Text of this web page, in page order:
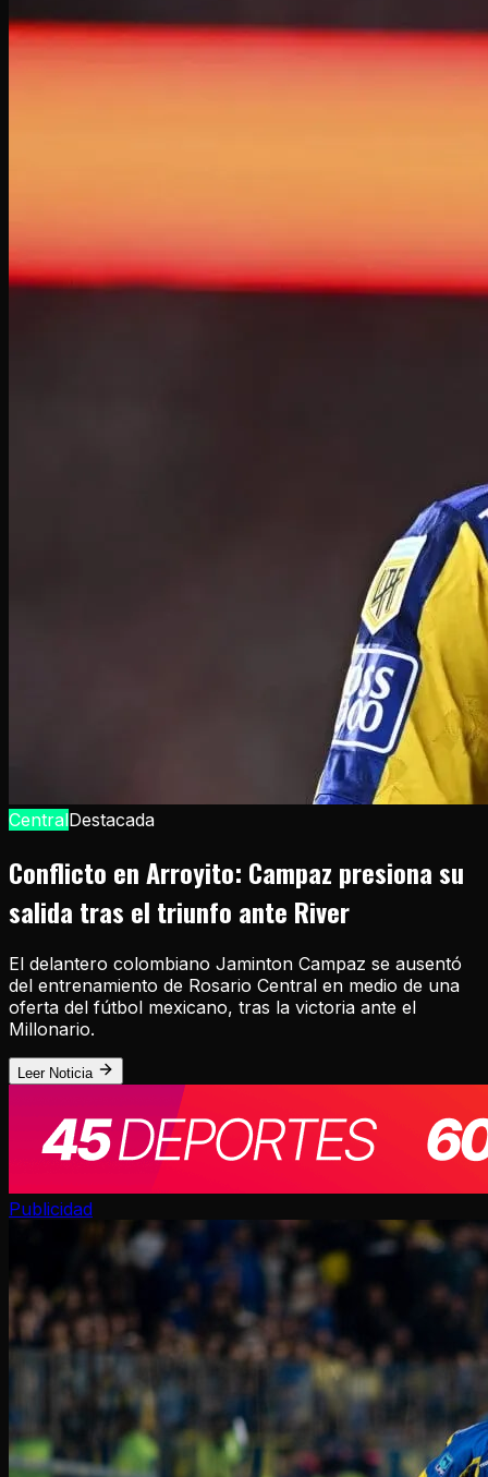
CentralDestacada
Conflicto en Arroyito: Campaz presiona su
salida tras el triunfo ante River
El delantero colombiano Jaminton Campaz se ausentó
del entrenamiento de Rosario Central en medio de una
oferta del fútbol mexicano, tras la victoria ante el
Millonario.
Leer Noticia
Publicidad